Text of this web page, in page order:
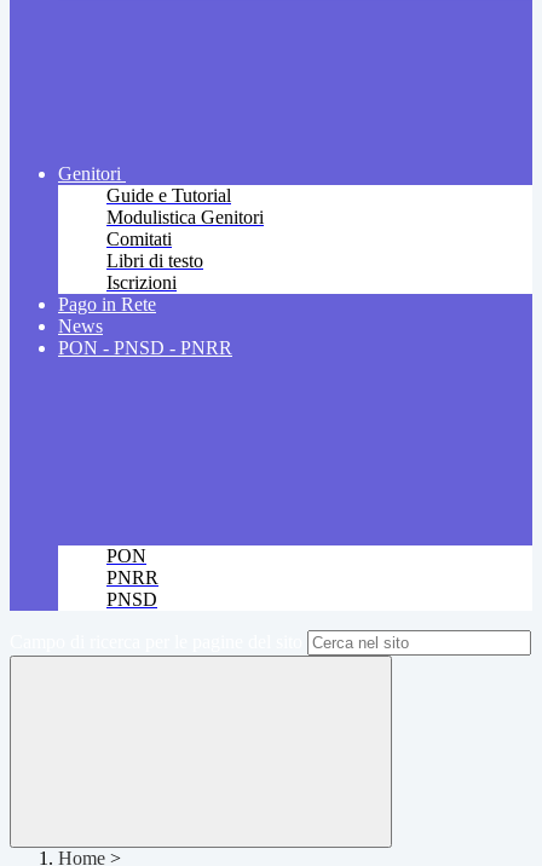
Genitori
Guide e Tutorial
Modulistica Genitori
Comitati
Libri di testo
Iscrizioni
Pago in Rete
News
PON - PNSD - PNRR
PON
PNRR
PNSD
Home >